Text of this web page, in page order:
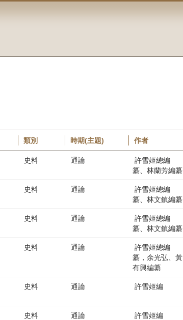
類別 時期(主題) 作者
史料 通論
許雪姬總編
纂、林蘭芳編纂
史料 通論
許雪姬總編
纂、林文鎮編纂
史料 通論
許雪姬總編
纂、林文鎮編纂
史料 通論
許雪姬總編
纂，余光弘、黃
有興編纂
史料 通論 許雪姬編
史料 通論 許雪姬編